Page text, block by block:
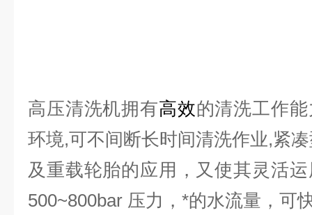
高压清洗机拥有高效的清洗工作
环境,可不间断长时间清洗作业,紧
及重载轮胎的应用，又使其灵活
500~800bar 压力，*的水流量，可